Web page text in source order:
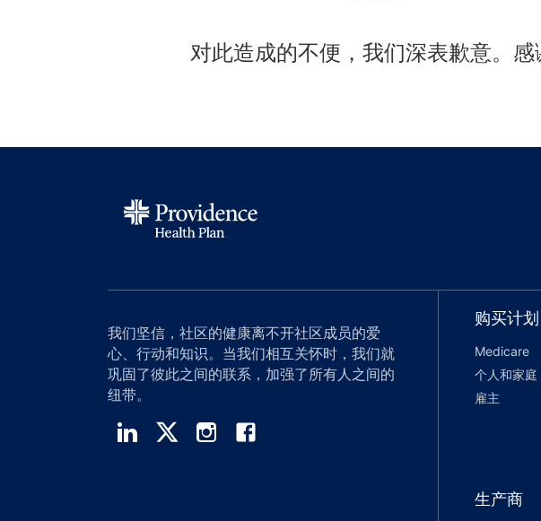
对此造成的不便，我们深表歉意。
我们坚信，社区的健康离不开社区成员的爱
心、行动和知识。当我们相互关怀时，我们就
巩固了彼此之间的联系，加强了所有人之间的
纽带。
购买计划
Medicare
个人和家庭
雇主
生产商